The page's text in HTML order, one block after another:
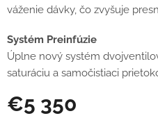
€5 350
váženie dávky, čo zvyšuje
Systém Preinfúzie
Úplne nový systém
saturáciu a samočistiaci